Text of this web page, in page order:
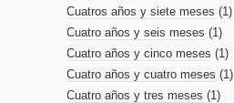
Cuatros años y siete meses (1)
Cuatro años y seis meses (1)
Cuatro años y cinco meses (1)
Cuatro años y cuatro meses (1)
Cuatro años y tres meses (1)